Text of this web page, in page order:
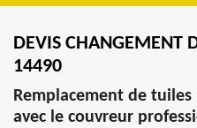
DEVIS CHANGEMENT
14490
Remplacement de
avec le couvreur